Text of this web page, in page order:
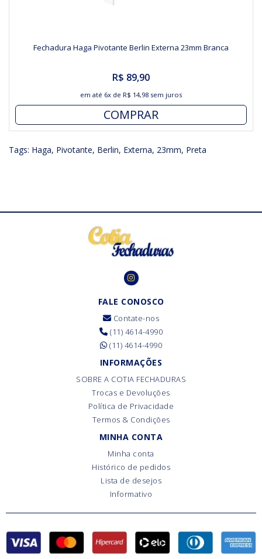
Fechadura Haga Pivotante Berlin Externa 23mm Branca
R$ 89,90
em até 6x de R$ 14,98 sem juros
COMPRAR
Tags: Haga, Pivotante, Berlin, Externa, 23mm, Preta
FALE CONOSCO
Contate-nos
(11) 4614-4990
(11) 4614-4990
INFORMAÇÕES
SOBRE A COTIA FECHADURAS
Trocas e Devoluções
Política de Privacidade
Termos & Condições
MINHA CONTA
Minha conta
Histórico de pedidos
Lista de desejos
Informativo